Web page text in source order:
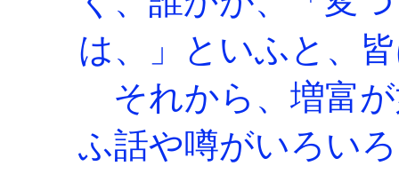
は、」といふと、
それから、増富
ふ話や噂がいろい